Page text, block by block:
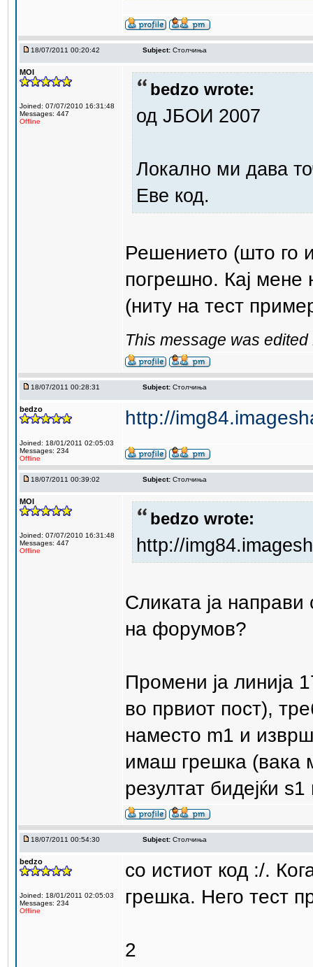
18/07/2011 00:20:42 Subject: Столчиња
MOI
Joined: 07/07/2010 16:31:48
Messages: 447
Offline
bedzo wrote:
од ЈБОИ 2007
Локално ми дава
Еве код.
Решението (што го
погрешно. Кај мене
(ниту на тест
This message was
18/07/2011 00:28:31 Subject: Столчиња
bedzo
Joined: 18/01/2011 02:05:03
Messages: 234
Offline
http://
18/07/2011 00:39:02 Subject: Столчиња
MOI
Joined: 07/07/2010 16:31:48
Messages: 447
Offline
bedzo wrote:
http://
Сликата ја
на форумов?
Промени ја линија
во првиот пост),
наместо m1 и
имаш грешка (вака
резултат бидејќи
18/07/2011 00:54:30 Subject: Столчиња
bedzo
Joined: 18/01/2011 02:05:03
Messages: 234
Offline
со истиот код :/.
грешка. Него тест
2